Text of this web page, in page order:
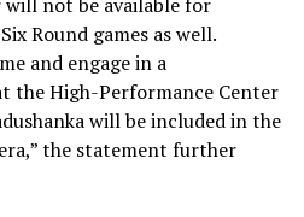
Round games as well.
and engage in a
the High-Performance Center
will be included in the
the statement further